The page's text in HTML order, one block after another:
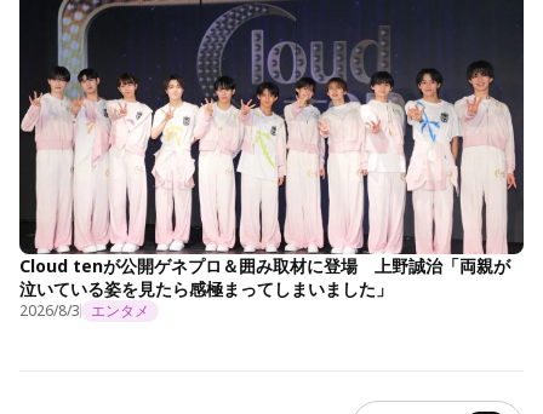
Cloud tenが公開ゲネプロ＆囲み取材に登場 上野誠治「両親が
泣いている姿を見たら感極まってしまいました」
2026/8/3 エンタメ